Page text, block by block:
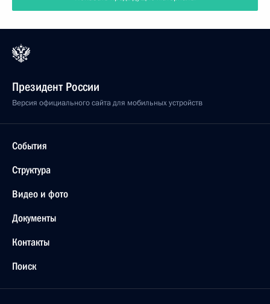
Президент России
Версия официального сайта для мобильных устройств
События
Структура
Видео и фото
Документы
Контакты
Поиск